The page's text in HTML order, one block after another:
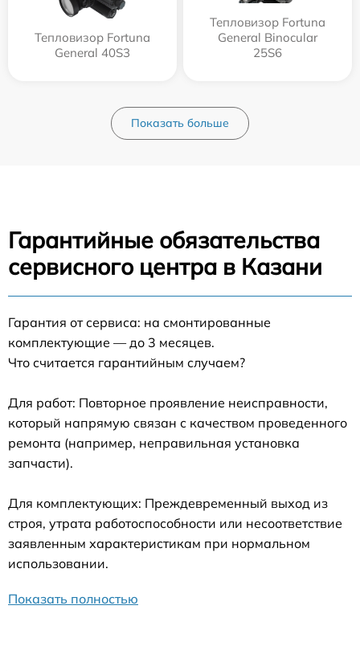
Тепловизор Fortuna
General 40S3
Тепловизор Fortuna
General Binocular
25S6
Показать больше
Гарантийные обязательства
сервисного центра в Казани
Гарантия от сервиса: на смонтированные
комплектующие — до 3 месяцев.
Что считается гарантийным случаем?
Для работ: Повторное проявление неисправности,
который напрямую связан с качеством проведенного
ремонта (например, неправильная установка
запчасти).
Для комплектующих: Преждевременный выход из
строя, утрата работоспособности или несоответствие
заявленным характеристикам при нормальном
использовании.
Показать полностью